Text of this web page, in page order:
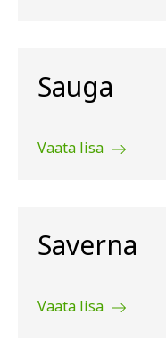
Sauga
Vaata lisa
Saverna
Vaata lisa